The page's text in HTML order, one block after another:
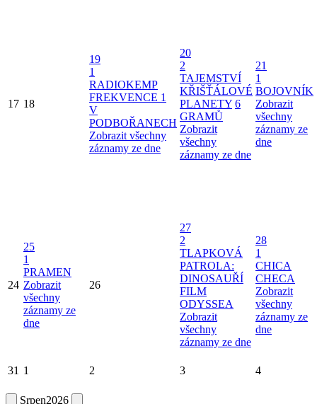
17 18
19
1
RADIOKEMP
FREKVENCE 1
V
PODBOŘANECH
Zobrazit všechny
záznamy ze dne
20
2
TAJEMSTVÍ
KŘIŠŤÁLOVÉ
PLANETY 6
GRAMŮ
Zobrazit
všechny
záznamy ze dne
21
1
BOJOVNÍK
Zobrazit
všechny
záznamy ze
dne
24
25
1
PRAMEN
Zobrazit
všechny
záznamy ze
dne
26
27
2
TLAPKOVÁ
PATROLA:
DINOSAUŘÍ
FILM
ODYSSEA
Zobrazit
všechny
záznamy ze dne
28
1
CHICA
CHECA
Zobrazit
všechny
záznamy ze
dne
31 1 2 3 4
Srpen2026